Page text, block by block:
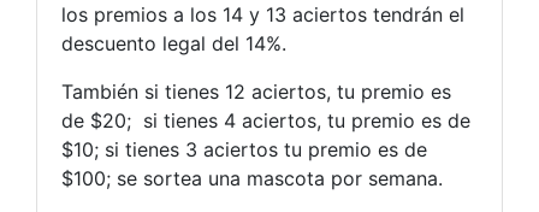
los premios a los 14 y 13 aciertos tendrán el
descuento legal del 14%.
También si tienes 12 aciertos, tu premio es
de $20; si tienes 4 aciertos, tu premio es de
$10; si tienes 3 aciertos tu premio es de
$100; se sortea una mascota por semana.